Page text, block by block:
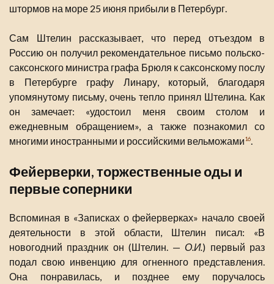
штормов на море 25 июня прибыли в Петербург.
Сам Штелин рассказывает, что перед отъездом в
Россию он получил рекомендательное письмо польско-
саксонского министра графа Брюля к саксонскому послу
в Петербурге графу Линару, который, благодаря
упомянутому письму, очень тепло принял Штелина. Как
он замечает: «удостоил меня своим столом и
ежедневным обращением», а также познакомил со
многими иностранными и российскими вельможами16
Фейерверки, торжественные оды и
первые соперники
Вспоминая в «Записках о фейерверках» начало своей
деятельности в этой области, Штелин писал: «В
новогодний праздник он (Штелин. — О.И.) первый раз
подал свою инвенцию для огненного представления.
Она понравилась, и позднее ему поручалось